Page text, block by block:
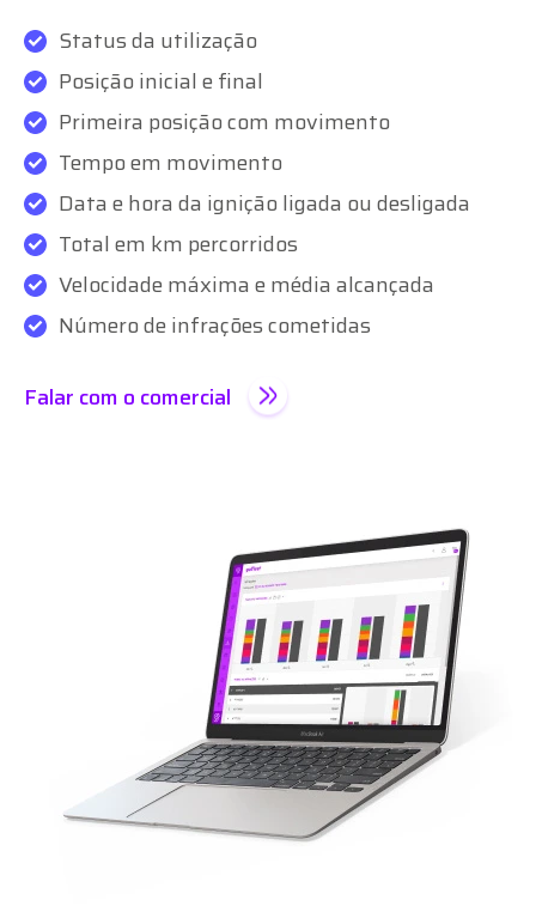
Status da utilização
Posição inicial e final
Primeira posição com movimento
Tempo em movimento
Data e hora da ignição ligada ou desligada
Total em km percorridos
Velocidade máxima e média alcançada
Número de infrações cometidas
Falar com o comercial